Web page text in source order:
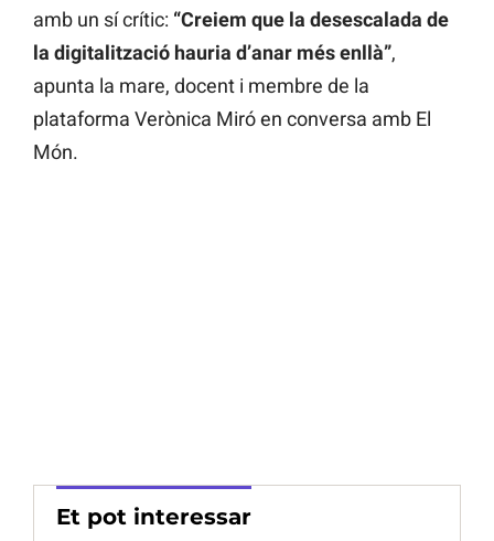
amb un sí crític: “Creiem que la desescalada de
la digitalització hauria d’anar més enllà”,
apunta la mare, docent i membre de la
plataforma Verònica Miró en conversa amb El
Món.
Et pot interessar